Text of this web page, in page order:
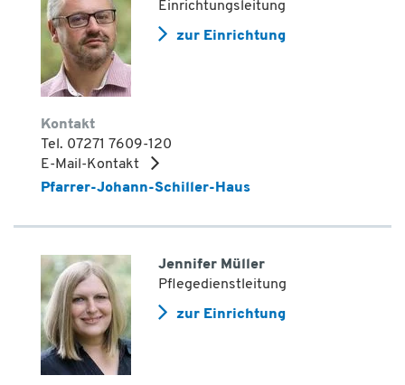
Einrichtungsleitung
zur Einrichtung
Kontakt
Tel. 07271 7609-120
E-Mail-Kontakt
Pfarrer-Johann-Schiller-Haus
Jennifer Müller
Pflegedienstleitung
zur Einrichtung